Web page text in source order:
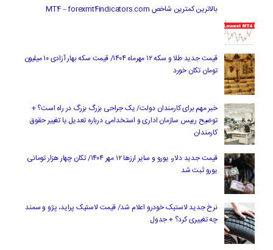
بالاترین کمترین شاخص MT4 – forexmt4indicators.com
قیمت جدید طلا و سکه ۱۲ مهرماه ۱۴۰۴/ قیمت سکه بهار آزادی ۱۰ میلیون
تومان تکان خورد
خبر مهم برای کارمندان دولت/ یک جراحی بزرگ بزرگ در راه است؟ +
توضیح رییس سازمان اداری و استخدامی درباره تعدیل یا تغییر حقوق
کارمندان
قیمت جدید دلار، یورو و سایر ارزها ۱۲ مهر ۱۴۰۴/ تکان چهار هزار تومانی
یورو ثبت شد
نرخ جدید لاستیک خودرو اعلام شد/ قیمت لاستیک پراید، پژو و سمند
چه تغییری کرد؟ + جدول